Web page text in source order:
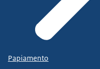
Papiamento